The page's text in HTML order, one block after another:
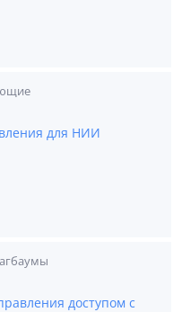
для НИИ
доступом с